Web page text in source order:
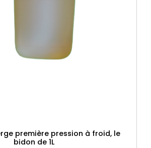
première pression à froid, le
bidon de 1L